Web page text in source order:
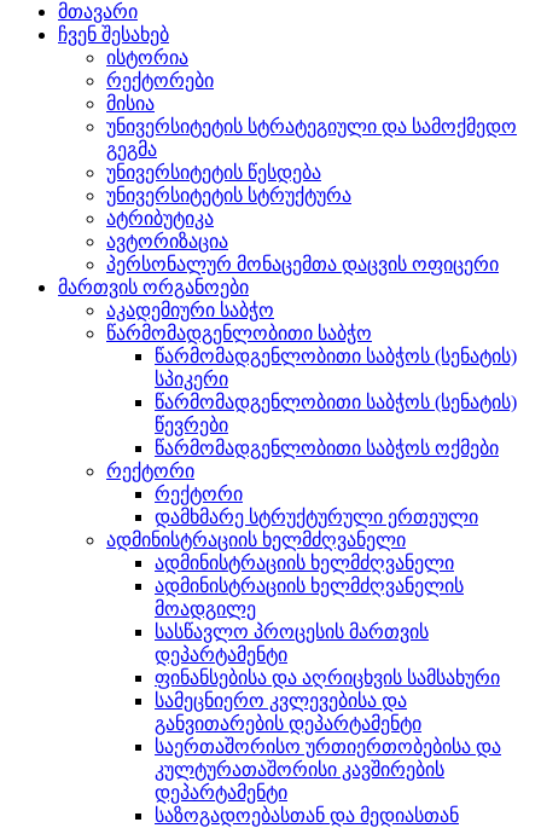
მთავარი
ჩვენ შესახებ
ისტორია
რექტორები
მისია
უნივერსიტეტის სტრატეგიული და სამოქმედო
გეგმა
უნივერსიტეტის წესდება
უნივერსიტეტის სტრუქტურა
ატრიბუტიკა
ავტორიზაცია
პერსონალურ მონაცემთა დაცვის ოფიცერი
მართვის ორგანოები
აკადემიური საბჭო
წარმომადგენლობითი საბჭო
წარმომადგენლობითი საბჭოს (სენატის)
სპიკერი
წარმომადგენლობითი საბჭოს (სენატის)
წევრები
წარმომადგენლობითი საბჭოს ოქმები
რექტორი
რექტორი
დამხმარე სტრუქტურული ერთეული
ადმინისტრაციის ხელმძღვანელი
ადმინისტრაციის ხელმძღვანელი
ადმინისტრაციის ხელმძღვანელის
მოადგილე
სასწავლო პროცესის მართვის
დეპარტამენტი
ფინანსებისა და აღრიცხვის სამსახური
სამეცნიერო კვლევებისა და
განვითარების დეპარტამენტი
საერთაშორისო ურთიერთობებისა და
კულტურათაშორისი კავშირების
დეპარტამენტი
საზოგადოებასთან და მედიასთან